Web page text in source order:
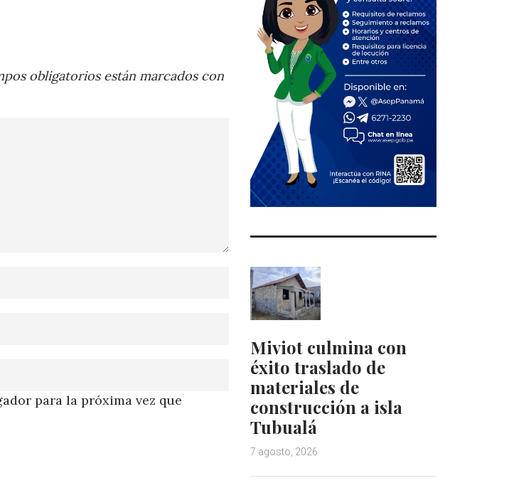
obligatorios están marcados con
para la próxima vez que
Miviot culmina con
éxito traslado de
materiales de
construcción a isla
Tubualá
7 agosto, 2026